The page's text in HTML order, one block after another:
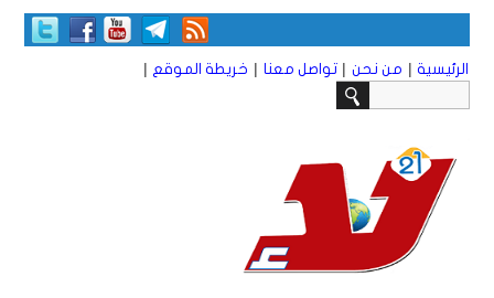
الرئيسية | من نحن | تواصل معنا | خريطة الموقع |